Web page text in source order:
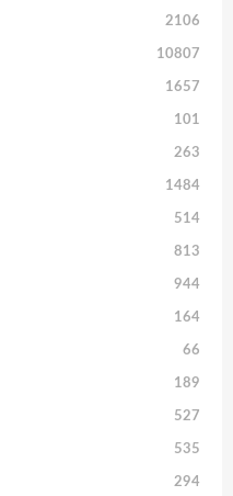
2106
10807
1657
101
263
1484
514
813
944
164
66
189
527
535
294